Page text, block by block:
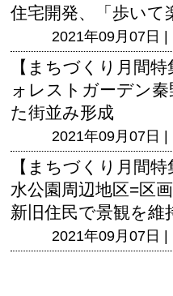
住宅開発、「歩いて
2021年09月07日 |
【まちづくり月間
ォレストガーデン
た街並み形成
2021年09月07日 |
【まちづくり月間
水公園周辺地区=区
新旧住民で景観を維
2021年09月07日 |